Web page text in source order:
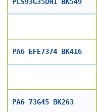
PLS93G35DH1 BK549
PA6 EFE7374 BK416
PA6 73G45 BK263